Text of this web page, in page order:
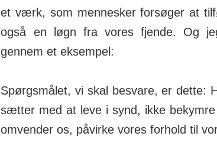
et værk, som men­nesker for­søger at
også en løgn fra vores fjende. Og
gennem et eksempel:
Spørgsmålet, vi skal besvare, er dette:
sætter med at leve i synd, ikke
om­vender os, på­virke vores for­hold til